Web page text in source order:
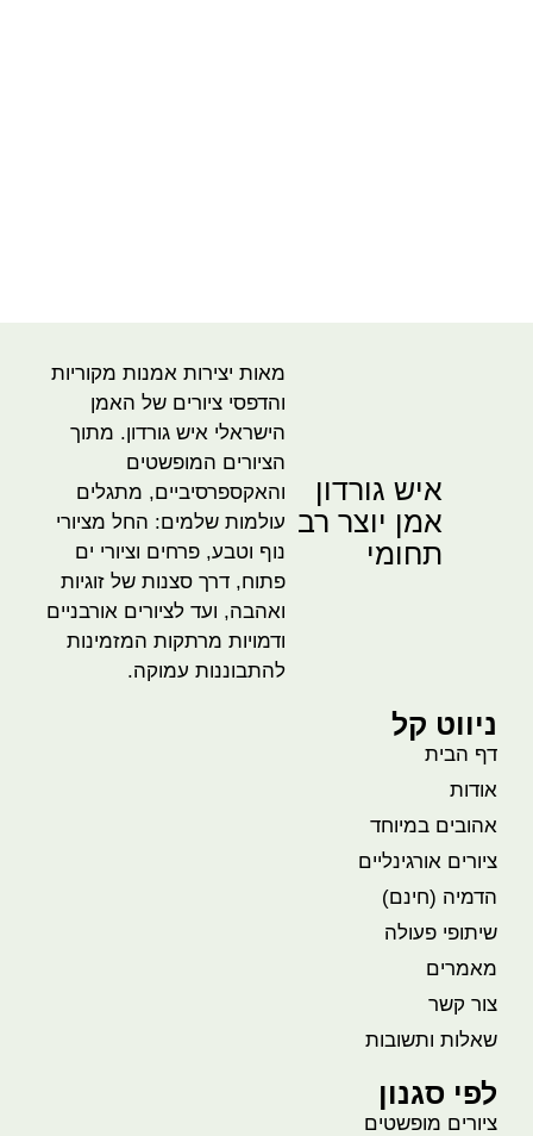
איש גורדון
אמן יוצר רב
תחומי
מאות יצירות אמנות מקוריות
והדפסי ציורים של האמן
הישראלי איש גורדון. מתוך
הציורים המופשטים
והאקספרסיביים, מתגלים
עולמות שלמים: החל מציורי
נוף וטבע, פרחים וציורי ים
פתוח, דרך סצנות של זוגיות
ואהבה, ועד לציורים אורבניים
ודמויות מרתקות המזמינות
להתבוננות עמוקה.
ניווט קל
דף הבית
אודות
אהובים במיוחד
ציורים אורגינליים
הדמיה (חינם)
שיתופי פעולה
מאמרים
צור קשר
שאלות ותשובות
לפי סגנון
ציורים מופשטים